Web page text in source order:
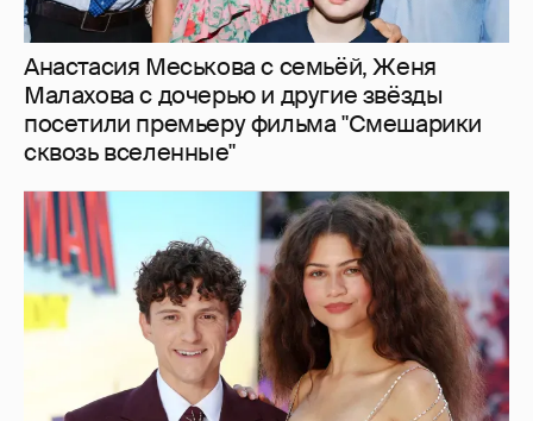
Зендая и Том Холланд сыграли "скромную"
свадьбу: абсолютная секретность и
Тимоти Шаламе с Кайли Дженнер среди
гостей